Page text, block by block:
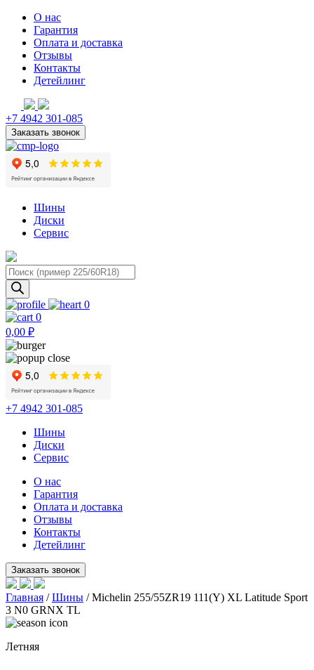
О нас
Гарантия
Оплата и доставка
Отзывы
Контакты
Детейлинг
+7 4942 301-085
Шины
Диски
Сервис
Поиск
товаров
0
0
0,00 ₽
+7 4942 301-085
Шины
Диски
Сервис
О нас
Гарантия
Оплата и доставка
Отзывы
Контакты
Детейлинг
Главная /Шины / Michelin 255/55ZR19 111(Y) XL Latitude Sport
3 N0 GRNX TL
Летняя